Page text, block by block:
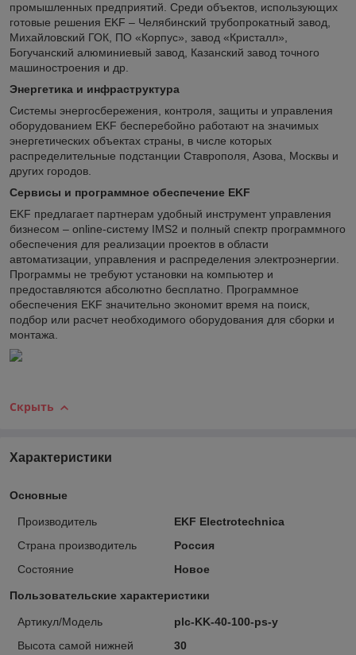
промышленных предприятий. Среди объектов, использующих
готовые решения EKF – Челябинский трубопрокатный завод,
Михайловский ГОК, ПО «Корпус», завод «Кристалл»,
Богучанский алюминиевый завод, Казанский завод точного
машиностроения и др.
Энергетика и инфраструктура
Системы энергосбережения, контроля, защиты и управления
оборудованием EKF бесперебойно работают на значимых
энергетических объектах страны, в числе которых
распределительные подстанции Ставрополя, Азова, Москвы и
других городов.
Сервисы и программное обеспечение EKF
EKF предлагает партнерам удобный инструмент управления
бизнесом – online-систему IMS2 и полный спектр программного
обеспечения для реализации проектов в области
автоматизации, управления и распределения электроэнергии.
Программы не требуют установки на компьютер и
предоставляются абсолютно бесплатно. Программное
обеспечения EKF значительно экономит время на поиск,
подбор или расчет необходимого оборудования для сборки и
монтажа.
Скрыть
Характеристики
Основные
Производитель
EKF Electrotechnica
Страна производитель
Россия
Состояние
Новое
Пользовательские характеристики
Артикул/Модель
plc-KK-40-100-ps-y
Высота самой нижней
30